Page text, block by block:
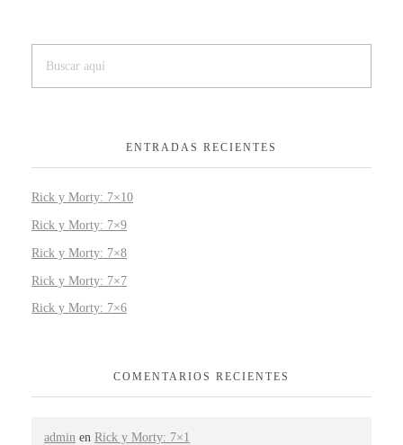
ENTRADAS RECIENTES
Rick y Morty: 7×10
Rick y Morty: 7×9
Rick y Morty: 7×8
Rick y Morty: 7×7
Rick y Morty: 7×6
COMENTARIOS RECIENTES
admin en Rick y Morty: 7×1